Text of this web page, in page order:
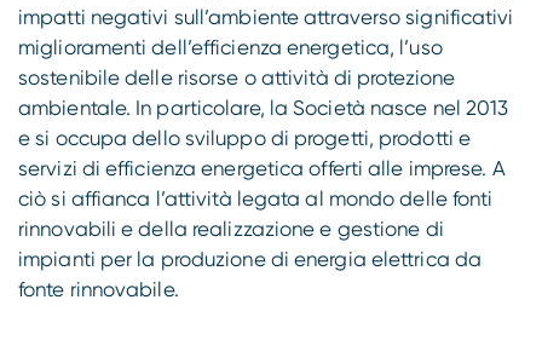
impatti negativi sull’ambiente attraverso significativi
miglioramenti dell’efficienza energetica, l’uso
sostenibile delle risorse o attività di protezione
ambientale. In particolare, la Società nasce nel 2013
e si occupa dello sviluppo di progetti, prodotti e
servizi di efficienza energetica offerti alle imprese. A
ciò si affianca l’attività legata al mondo delle fonti
rinnovabili e della realizzazione e gestione di
impianti per la produzione di energia elettrica da
fonte rinnovabile.